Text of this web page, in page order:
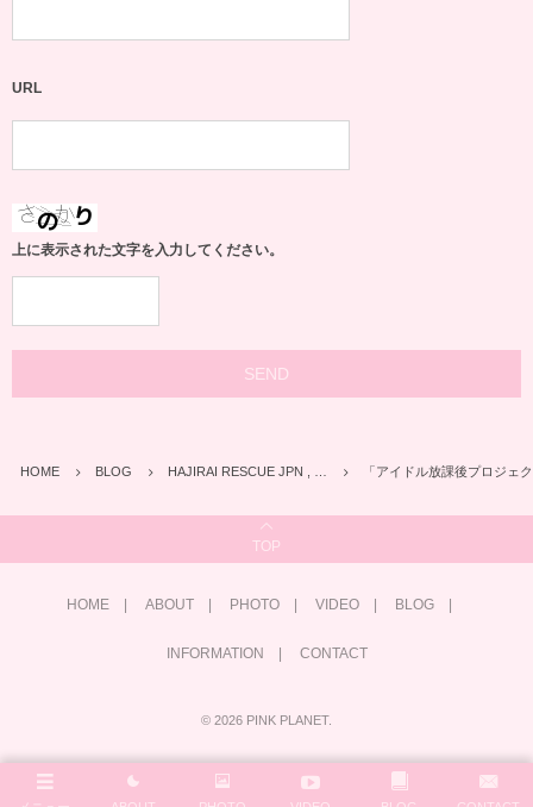
URL
上に表示された文字を入力してください。
HOME BLOG HAJIRAI RESCUE JPN , … 「アイドル放課後プロジェ
TOP
HOME ABOUT PHOTO VIDEO BLOG
INFORMATION CONTACT
© 2026 PINK PLANET.